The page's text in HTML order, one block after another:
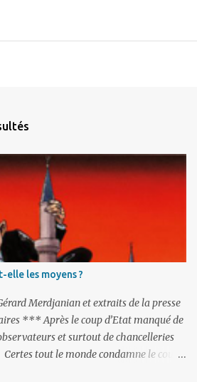
les moyens ?
Merdjanian et extraits de la presse
*** Après le coup d’Etat manqué de
et surtout de chancelleries
tout le monde condamne le coup